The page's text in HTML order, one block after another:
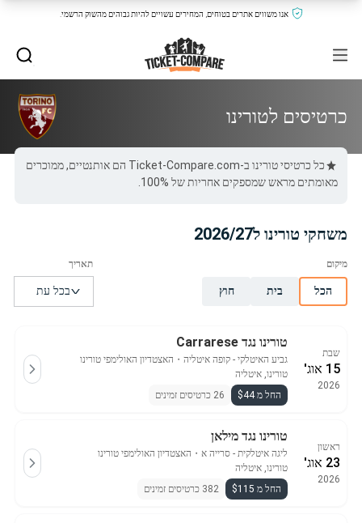
אנו משווים אתרים בטוחים, המחירים עשויים להיות גבוהים מהשוק הרשמי.
כרטיסים לטורינו
כל כרטיסי טורינו ב-Ticket-Compare.com הם אותנטיים, ממוכרים
מאומתים מראש שמספקים אחריות של 100%.
משחקי טורינו ל2026/27
הכל בית חוץ
שבת
15 אוג'
2026
טורינו נגד Carrarese
גביע האיטלקי - קופה איטליה ・ האצטדיון האולימפי טורינו
טורינו, איטליה
החל מ $44
26 כרטיסים זמינים
ראשון
23 אוג'
2026
טורינו נגד מילאן
ליגה איטלקית - סרייה א ・ האצטדיון האולימפי טורינו
טורינו, איטליה
החל מ $115
382 כרטיסים זמינים